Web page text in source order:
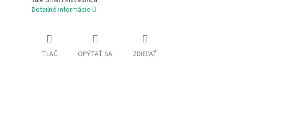
Detailné informácie
TLAČ OPÝTAŤ SA ZDIEĽAŤ